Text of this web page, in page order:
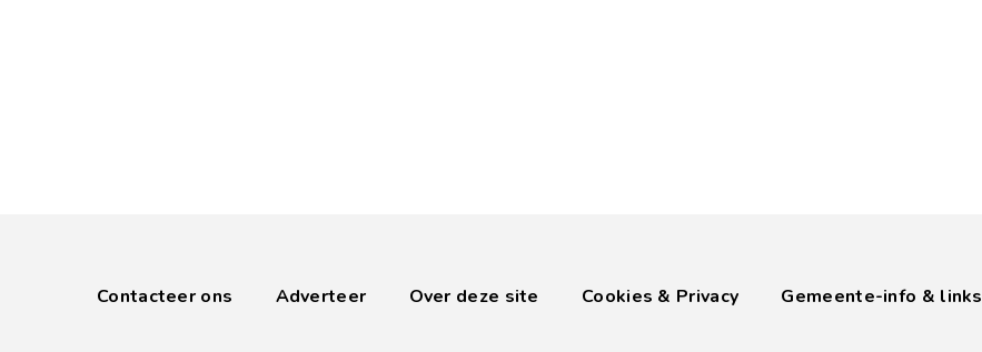
Contacteer ons Adverteer Over deze site Cookies & Privacy Gemeente-info & links